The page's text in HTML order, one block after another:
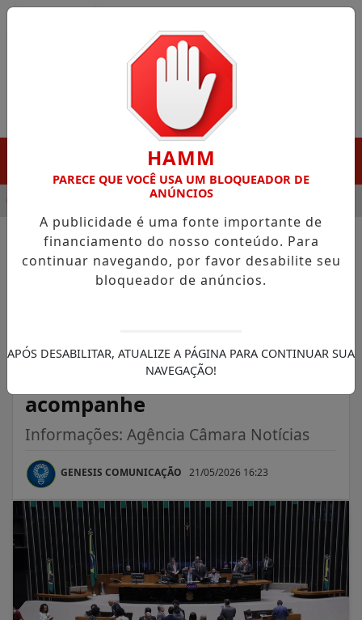
DESTAQUE EM PORTO GRANDE COM ATUAÇÃO VOLTADA
NOTÍCIAS/CÂMARA DOS DEPUTADOS
Câmara analisa projeto que
Agricultura normas sobre
espécies animais e vegetais;
acompanhe
Informações: Agência Câmara Notícias
GENESIS COMUNICAÇÃO 21/05/2026 16:23
HAMM
PARECE QUE VOCÊ USA UM BLOQUEADOR DE
ANÚNCIOS
A publicidade é uma fonte importante de
financiamento do nosso conteúdo. Para
continuar navegando, por favor desabilite seu
bloqueador de anúncios.
APÓS DESABILITAR, ATUALIZE A PÁGINA PARA CONTINUAR SUA
NAVEGAÇÃO!